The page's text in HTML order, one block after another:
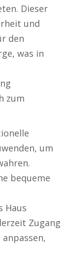
Dieser
und
den
was in
zum
um
bequeme
Haus
Zugang